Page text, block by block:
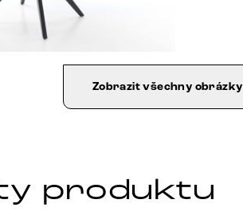
Zobrazit všechny obrázky
produktu